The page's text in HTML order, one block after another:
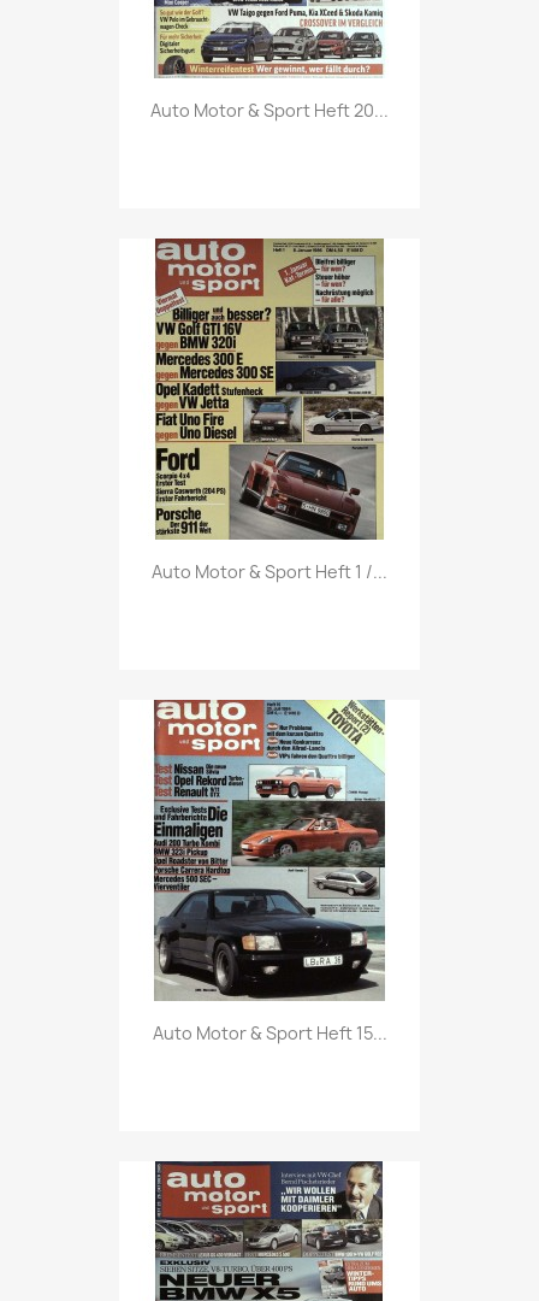
Vorschau
Auto Motor & Sport Heft 20...
Vorschau
Auto Motor & Sport Heft 1 /...
Vorschau
Auto Motor & Sport Heft 15...